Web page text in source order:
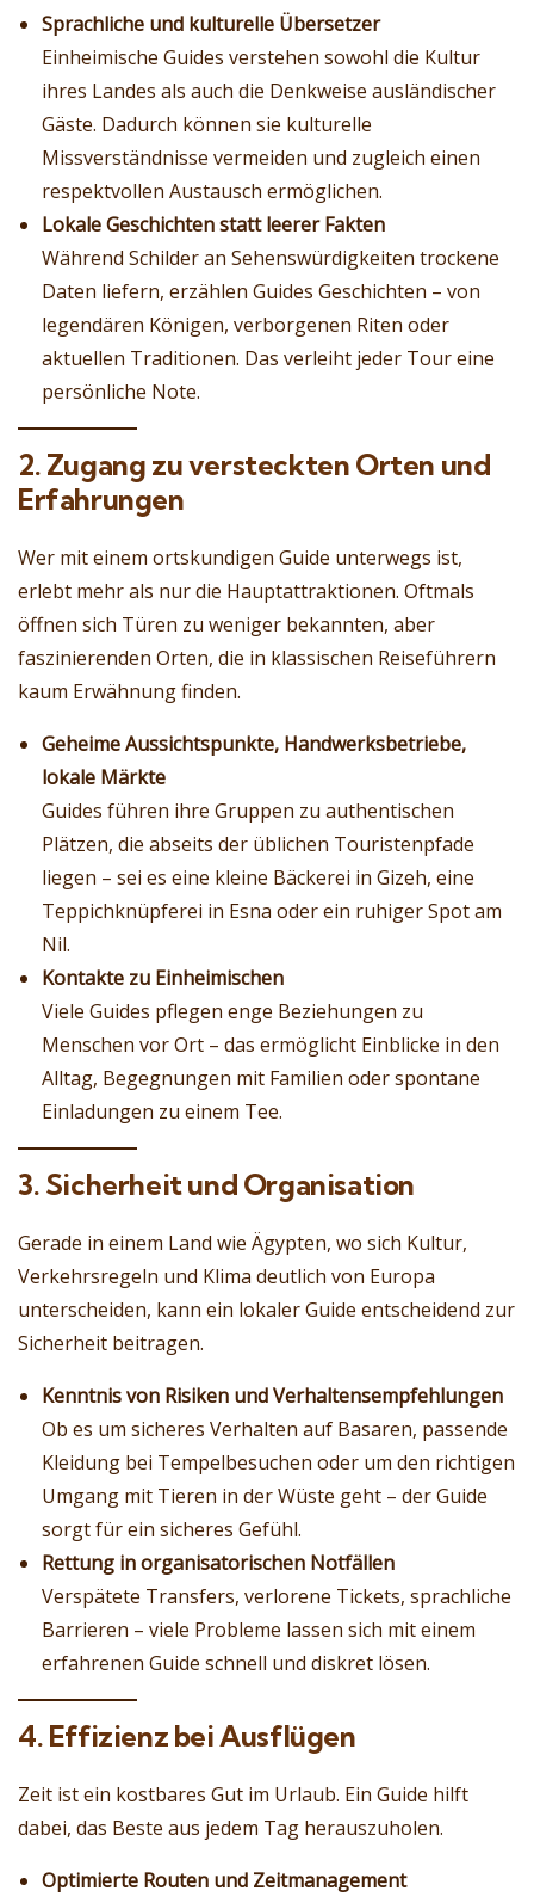
Sprachliche und kulturelle Übersetzer
Einheimische Guides verstehen sowohl die Kultur
ihres Landes als auch die Denkweise ausländischer
Gäste. Dadurch können sie kulturelle
Missverständnisse vermeiden und zugleich einen
respektvollen Austausch ermöglichen.
Lokale Geschichten statt leerer Fakten
Während Schilder an Sehenswürdigkeiten trockene
Daten liefern, erzählen Guides Geschichten – von
legendären Königen, verborgenen Riten oder
aktuellen Traditionen. Das verleiht jeder Tour eine
persönliche Note.
2. Zugang zu versteckten Orten und
Erfahrungen
Wer mit einem ortskundigen Guide unterwegs ist,
erlebt mehr als nur die Hauptattraktionen. Oftmals
öffnen sich Türen zu weniger bekannten, aber
faszinierenden Orten, die in klassischen Reiseführern
kaum Erwähnung finden.
Geheime Aussichtspunkte, Handwerksbetriebe,
lokale Märkte
Guides führen ihre Gruppen zu authentischen
Plätzen, die abseits der üblichen Touristenpfade
liegen – sei es eine kleine Bäckerei in Gizeh, eine
Teppichknüpferei in Esna oder ein ruhiger Spot am
Nil.
Kontakte zu Einheimischen
Viele Guides pflegen enge Beziehungen zu
Menschen vor Ort – das ermöglicht Einblicke in den
Alltag, Begegnungen mit Familien oder spontane
Einladungen zu einem Tee.
3. Sicherheit und Organisation
Gerade in einem Land wie Ägypten, wo sich Kultur,
Verkehrsregeln und Klima deutlich von Europa
unterscheiden, kann ein lokaler Guide entscheidend zur
Sicherheit beitragen.
Kenntnis von Risiken und Verhaltensempfehlungen
Ob es um sicheres Verhalten auf Basaren, passende
Kleidung bei Tempelbesuchen oder um den richtigen
Umgang mit Tieren in der Wüste geht – der Guide
sorgt für ein sicheres Gefühl.
Rettung in organisatorischen Notfällen
Verspätete Transfers, verlorene Tickets, sprachliche
Barrieren – viele Probleme lassen sich mit einem
erfahrenen Guide schnell und diskret lösen.
4. Effizienz bei Ausflügen
Zeit ist ein kostbares Gut im Urlaub. Ein Guide hilft
dabei, das Beste aus jedem Tag herauszuholen.
Optimierte Routen und Zeitmanagement